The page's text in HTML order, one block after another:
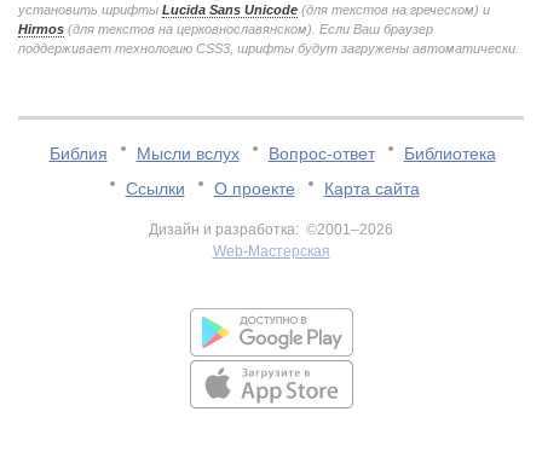
установить шрифты Lucida Sans Unicode (для текстов на греческом) и
Hirmos (для текстов на церковнославянском). Если Ваш браузер
поддерживает технологию CSS3, шрифты будут загружены автоматически.
Библия Мысли вслух Вопрос-ответ
Библиотека
Ссылки
О проекте Карта сайта
Дизайн и разработка: ©2001–2026
Web-Мастерская